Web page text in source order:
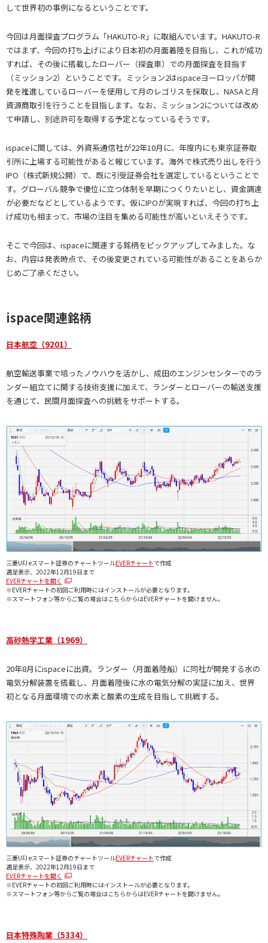
して世界初の事例になるということです。
今回は月面探査プログラム「HAKUTO-R」に取組んでいます。HAKUTO-R
ではまず、今回の打ち上げにより日本初の月面着陸を目指し、これが成功
すれば、その後に搭載したローバー（探査車）での月面探査を目指す
（ミッション2）ということです。ミッション2はispaceヨーロッパが開
発を推進しているローバーを使用して月のレゴリスを採取し、NASAと月
資源商取引を行うことを目指します。なお、ミッション2については改め
て申請し、別途許可を取得する予定となっているそうです。
ispaceに関しては、外資系通信社が22年10月に、年度内にも東京証券取
引所に上場する可能性があると報じています。海外で株式売り出しを行う
IPO（株式新規公開）で、既に引受証券会社を選定しているということで
す。グローバル競争で優位に立つ体制を早期につくりたいとし、資金調達
が必要だなどとしているようです。仮にIPOが実現すれば、今回の打ち上
げ成功も相まって、市場の注目を集める可能性が高いといえそうです。
そこで今回は、ispaceに関連する銘柄をピックアップしてみました。な
お、内容は発表時点で、その後変更されている可能性があることをあらか
じめご了承ください。
ispace関連銘柄
日本航空（9201）
航空輸送事業で培ったノウハウを活かし、成田のエンジンセンターでのラ
ンダー組立てに関する技術支援に加えて、ランダーとローバーの輸送支援
を通じて、民間月面探査への挑戦をサポートする。
三菱UFJ eスマート証券のチャートツールEVERチャートで作成
週足表示、2022年12月19日まで
EVERチャートを開く
※EVERチャートの初回ご利用時にはインストールが必要となります。
※スマートフォン等からご覧の場合はこちらからはEVERチャートを開けません。
高砂熱学工業（1969）
20年8月にispaceに出資。ランダー（月面着陸船）に同社が開発する水の
電気分解装置を搭載し、月面着陸後に水の電気分解の実証に加え、世界
初となる月面環境での水素と酸素の生成を目指して挑戦する。
三菱UFJ eスマート証券のチャートツールEVERチャートで作成
週足表示、2022年12月19日まで
EVERチャートを開く
※EVERチャートの初回ご利用時にはインストールが必要となります。
※スマートフォン等からご覧の場合はこちらからはEVERチャートを開けません。
日本特殊陶業（5334）